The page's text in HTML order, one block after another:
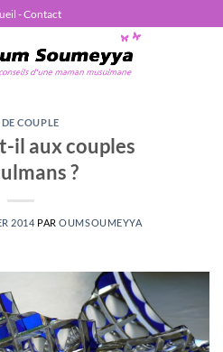
- Contact
COUPLE
il aux couples
?
2014 PAROUMSOUMEYYA